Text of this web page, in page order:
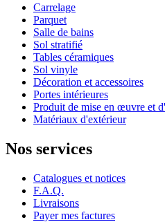
Carrelage
Parquet
Salle de bains
Sol stratifié
Tables céramiques
Sol vinyle
Décoration et accessoires
Portes intérieures
Produit de mise en œuvre et
Matériaux d'extérieur
Nos services
Catalogues et notices
F.A.Q.
Livraisons
Payer mes factures